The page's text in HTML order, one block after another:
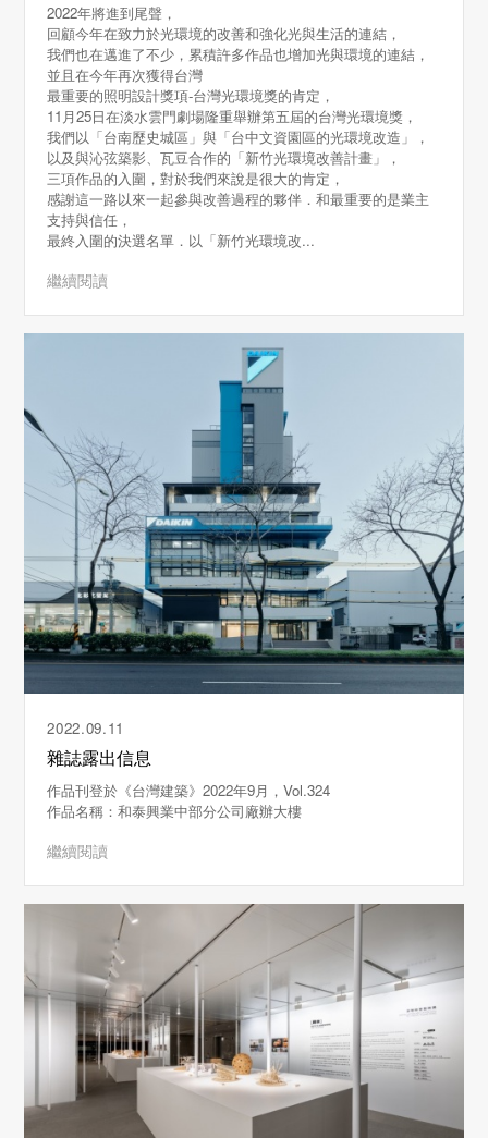
2022年將進到尾聲，
回顧今年在致力於光環境的改善和強化光與生活的連結，
我們也在邁進了不少，累積許多作品也增加光與環境的連結，
並且在今年再次獲得台灣
最重要的照明設計獎項-台灣光環境獎的肯定，
11月25日在淡水雲門劇場隆重舉辦第五屆的台灣光環境獎，
我們以「台南歷史城區」與「台中文資園區的光環境改造」，
以及與沁弦築影、瓦豆合作的「新竹光環境改善計畫」，
三項作品的入圍，對於我們來說是很大的肯定，
感謝這一路以來一起參與改善過程的夥伴．和最重要的是業主
支持與信任，
最終入圍的決選名單．以「新竹光環境改...
繼續閱讀
2022.09.11
雜誌露出信息
作品刊登於《台灣建築》2022年9月，Vol.324
作品名稱：和泰興業中部分公司廠辦大樓
繼續閱讀